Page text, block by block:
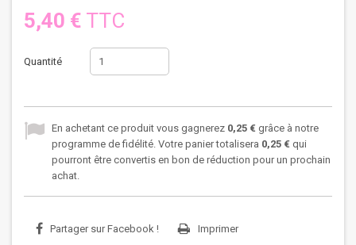
5,40 € TTC
Quantité
En achetant ce produit vous gagnerez 0,25 € grâce à notre
programme de fidélité. Votre panier totalisera 0,25 € qui
pourront être convertis en bon de réduction pour un prochain
achat.
Partager sur Facebook ! Imprimer